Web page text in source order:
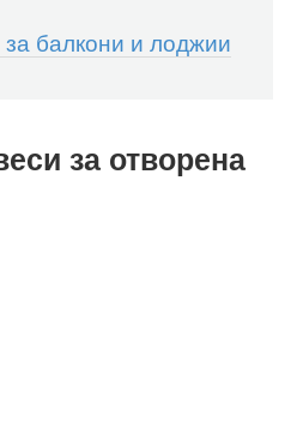
балкони и лоджии
за отворена